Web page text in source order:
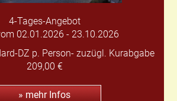
4-Tages-Angebot
02.01.2026 - 23.10.2026
DZ p. Person- zuzügl. Kurabgabe
209,00 €
» mehr Infos